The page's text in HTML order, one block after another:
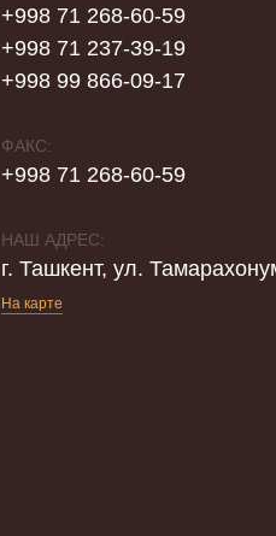
+998 71 268-60-59
+998 71 237-39-19
+998 99 866-09-17
ФАКС:
+998 71 268-60-59
НАШ АДРЕС:
г. Ташкент, ул.
На карте